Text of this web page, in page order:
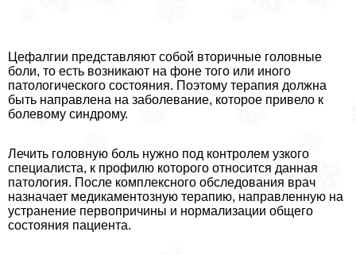
Цефалгии представляют собой вторичные головные
боли, то есть возникают на фоне того или иного
патологического состояния. Поэтому терапия должна
быть направлена на заболевание, которое привело к
болевому синдрому.
Лечить головную боль нужно под контролем узкого
специалиста, к профилю которого относится данная
патология. После комплексного обследования врач
назначает медикаментозную терапию, направленную на
устранение первопричины и нормализации общего
состояния пациента.